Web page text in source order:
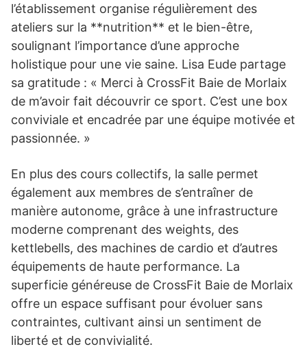
l’établissement organise régulièrement des
ateliers sur la **nutrition** et le bien-être,
soulignant l’importance d’une approche
holistique pour une vie saine. Lisa Eude partage
sa gratitude : « Merci à CrossFit Baie de Morlaix
de m’avoir fait découvrir ce sport. C’est une box
conviviale et encadrée par une équipe motivée et
passionnée. »
En plus des cours collectifs, la salle permet
également aux membres de s’entraîner de
manière autonome, grâce à une infrastructure
moderne comprenant des weights, des
kettlebells, des machines de cardio et d’autres
équipements de haute performance. La
superficie généreuse de CrossFit Baie de Morlaix
offre un espace suffisant pour évoluer sans
contraintes, cultivant ainsi un sentiment de
liberté et de convivialité.